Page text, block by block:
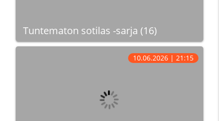
Tuntematon sotilas -sarja (16)
10.06.2026 | 21:15